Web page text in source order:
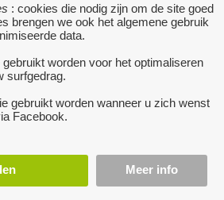
: cookies die nodig zijn om de site goed
brengen we ook het algemene gebruik
data.
worden voor het optimaliseren
surfgedrag.
gebruikt worden wanneer u zich wenst
Facebook.
Meer info
Mijn kleinzoon is dringend op zoek naar
een huis in de regio van Brasschaat. Het
mag gerust een woning zijn waar nog wat
werk aan is of die volledig gerenoveerd
moet worden. Hij is handig en niet bang
meer...